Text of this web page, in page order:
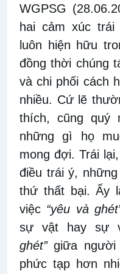
WGPSG
hai cảm xúc trái
luôn hiện hữu
đồng thời chúng
và chi phối cách
nhiều. Cứ lẽ
thích, cũng quý
những gì họ
mong đợi. Trái
điều trái ý,
thứ thất bại. Ấy
việc “yêu và
sự vật hay sự
ghét”giữa người
phức tạp hơn